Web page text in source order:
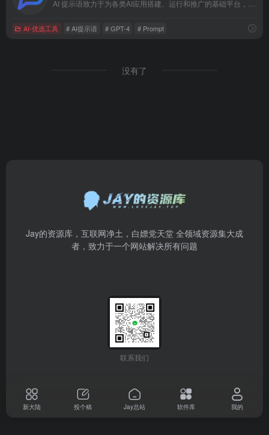
AI-优选工具 # AI提示语 # GPT-4 # Prompt
没有了
Jay的资源库，互联网净土，白嫖党天堂 全领域资源集大成
者，致力于一个网站解决所有问题
联系我们
新大陆 投个稿 Jay总站 软件库 我的